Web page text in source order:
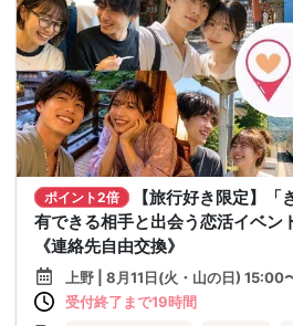
ポイント2倍
【旅行好き限定】「
有できる相手と出会う恋活イベン
《連絡先自由交換》
上野 | 8月11日(火・山の日) 15:00
受付終了まで19時間